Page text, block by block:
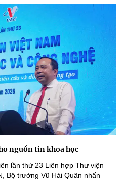
nguồn tin khoa học
lần thứ 23 Liên hợp Thư viện
Bộ trưởng Vũ Hải Quân nhấn